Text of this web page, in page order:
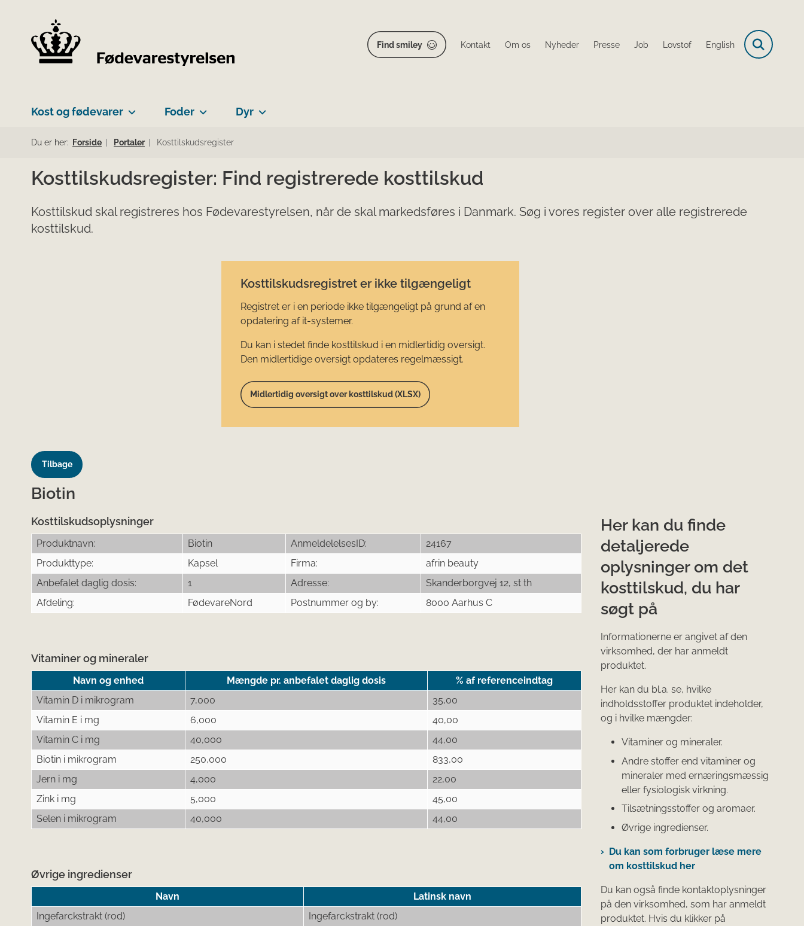
Find smiley Kontakt Om os Nyheder Presse Job Lovstof English
Kost og fødevarer Foder Dyr
Du er her: Forside Portaler Kosttilskudsregister
Kosttilskudsregister: Find registrerede kosttilskud
Kosttilskud skal registreres hos Fødevarestyrelsen, når de skal markedsføres i Danmark. Søg i vores register over alle registrerede
kosttilskud.
Kosttilskudsregistret er ikke tilgængeligt
Registret er i en periode ikke tilgængeligt på grund af en
opdatering af it-systemer.
Du kan i stedet finde kosttilskud i en midlertidig oversigt.
Den midlertidige oversigt opdateres regelmæssigt.
Midlertidig oversigt over kosttilskud (XLSX)
Tilbage
Biotin
Kosttilskudsoplysninger
Produktnavn: Biotin AnmeldelelsesID:
24167
Produkttype:
Kapsel Firma:
afrin beauty
Anbefalet daglig dosis:
1 Adresse:
Skanderborgvej 12, st th
Afdeling:
FødevareNord Postnummer og by: 8000 Aarhus C
Vitaminer og mineraler
Navn og enhed Mængde pr. anbefalet daglig dosis
% af referenceindtag
Vitamin D i mikrogram
7,000
35,00
Vitamin E i mg
6,000
40,00
Vitamin C i mg
40,000
44,00
Biotin i mikrogram
250,000
833,00
Jern i mg
4,000
22,00
Zink i mg
5,000
45,00
Selen i mikrogram
40,000 44,00
Øvrige ingredienser
Navn
Latinsk navn
Ingefarckstrakt (rod)
Ingefarckstrakt (rod)
Her kan du finde
detaljerede
oplysninger om det
kosttilskud, du har
søgt på
Informationerne er angivet af den
virksomhed, der har anmeldt
produktet.
Her kan du bl.a. se, hvilke
indholdsstoffer produktet indeholder,
og i hvilke mængder:
Vitaminer og mineraler.
Andre stoffer end vitaminer og
mineraler med ernæringsmæssig
eller fysiologisk virkning.
Tilsætningsstoffer og aromaer.
Øvrige ingredienser.
Du kan som forbruger læse mere
om kosttilskud her
Du kan også finde kontaktoplysninger
på den virksomhed, som har anmeldt
produktet. Hvis du klikker på